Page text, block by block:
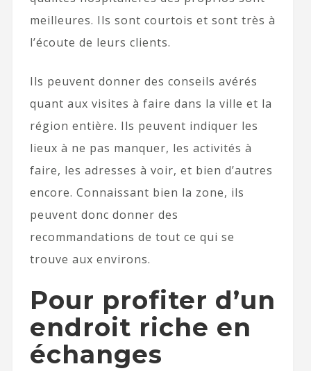
meilleures. Ils sont courtois et sont très à
l’écoute de leurs clients.
Ils peuvent donner des conseils avérés
quant aux visites à faire dans la ville et la
région entière. Ils peuvent indiquer les
lieux à ne pas manquer, les activités à
faire, les adresses à voir, et bien d’autres
encore. Connaissant bien la zone, ils
peuvent donc donner des
recommandations de tout ce qui se
trouve aux environs.
Pour profiter d’un
endroit riche en
échanges